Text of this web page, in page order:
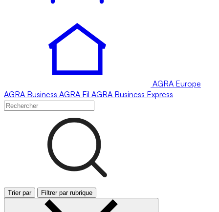
AGRA Europe
AGRA Business AGRA Fil AGRA Business Express
Trier par Filtrer par rubrique